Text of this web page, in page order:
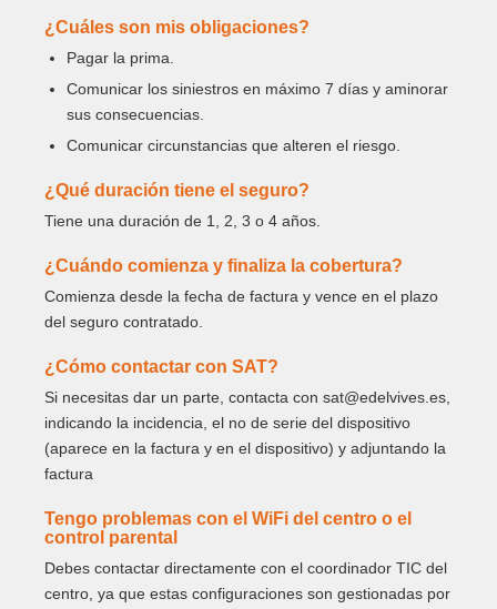
¿Cuáles son mis obligaciones?
Pagar la prima.
Comunicar los siniestros en máximo 7 días y aminorar
sus consecuencias.
Comunicar circunstancias que alteren el riesgo.
¿Qué duración tiene el seguro?
Tiene una duración de 1, 2, 3 o 4 años.
¿Cuándo comienza y finaliza la cobertura?
Comienza desde la fecha de factura y vence en el plazo
del seguro contratado.
¿Cómo contactar con SAT?
Si necesitas dar un parte, contacta con sat@edelvives.es,
indicando la incidencia, el no de serie del dispositivo
(aparece en la factura y en el dispositivo) y adjuntando la
factura
Tengo problemas con el WiFi del centro o el
control parental
Debes contactar directamente con el coordinador TIC del
centro, ya que estas configuraciones son gestionadas por